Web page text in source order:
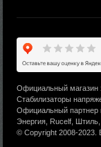
Официальный магазин
Стабилизаторы
Официальный партнер
Энергия, Rucelf, Штиль,
© Copyright 2008-2023.